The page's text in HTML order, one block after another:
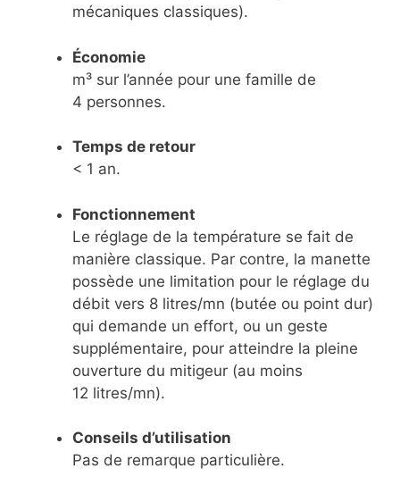
mécaniques classiques).
Économie
m³ sur l’année pour une famille de
4 personnes.
Temps de retour
< 1 an.
Fonctionnement
Le réglage de la température se fait de
manière classique. Par contre, la manette
possède une limitation pour le réglage du
débit vers 8 litres/mn (butée ou point dur)
qui demande un effort, ou un geste
supplémentaire, pour atteindre la pleine
ouverture du mitigeur (au moins
12 litres/mn).
Conseils d’utilisation
Pas de remarque particulière.